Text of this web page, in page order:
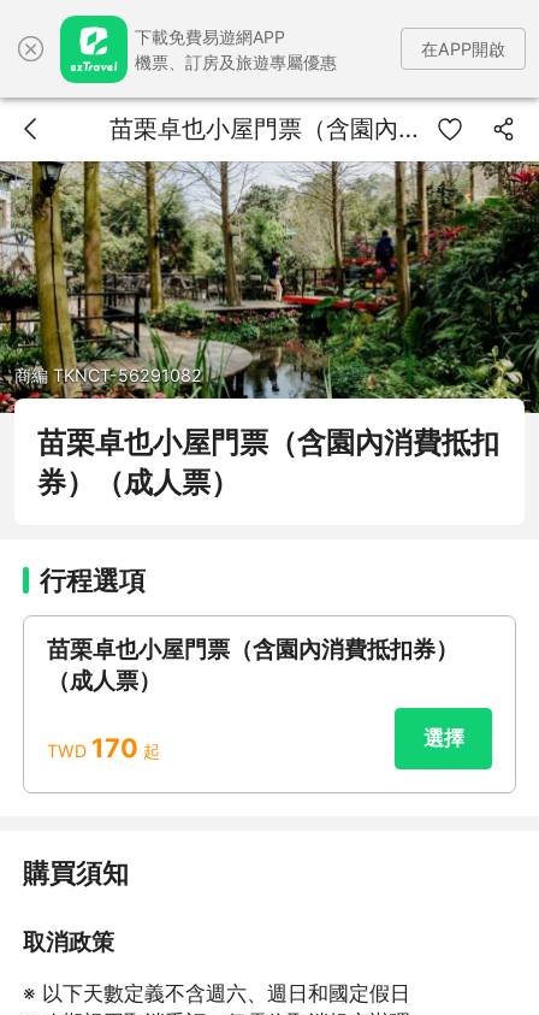
下載免費易遊網APP
機票、訂房及旅遊專屬優惠
在APP開啟
苗栗卓也小屋門票（含園內消費抵扣券）（成人票）
商編 TKNCT-56291082
苗栗卓也小屋門票（含園內消費抵扣
券）（成人票）
行程選項
苗栗卓也小屋門票（含園內消費抵扣券）
（成人票）
TWD 170 起
選擇
購買須知
取消政策
※ 以下天數定義不含週六、週日和國定假日